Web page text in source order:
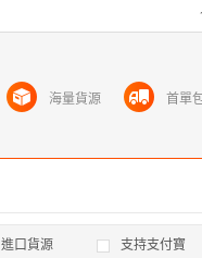
進口貨源 支持支付寶
海量貨源 首單